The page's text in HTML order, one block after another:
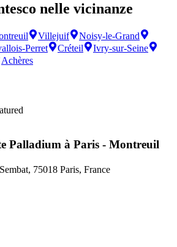
nelle vicinanze
Villejuif
Noisy-le-Grand
Perret Créteil
Ivry-sur-Seine
Achères
Palladium à Paris - Montreuil
75018 Paris, France